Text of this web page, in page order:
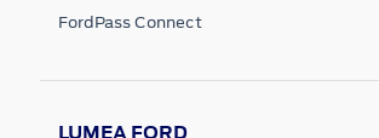
FordPass Connect
LUMEA FORD